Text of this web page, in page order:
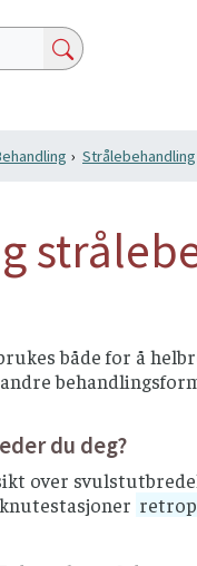
Strålebehandling
både for å
du deg?
over